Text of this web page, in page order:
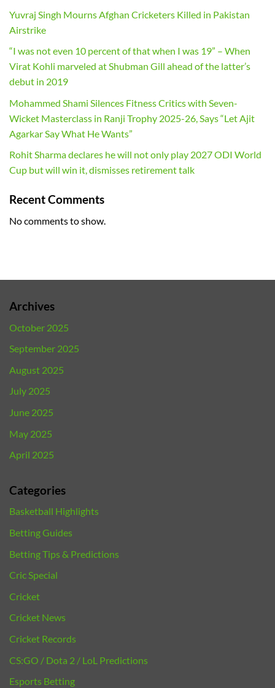
Yuvraj Singh Mourns Afghan Cricketers Killed in Pakistan
Airstrike
“I was not even 10 percent of that when I was 19” – When
Virat Kohli marveled at Shubman Gill ahead of the latter’s
debut in 2019
Mohammed Shami Silences Fitness Critics with Seven-
Wicket Masterclass in Ranji Trophy 2025-26, Says “Let Ajit
Agarkar Say What He Wants”
Rohit Sharma declares he will not only play 2027 ODI World
Cup but will win it, dismisses retirement talk
Recent Comments
No comments to show.
Archives
October 2025
September 2025
August 2025
July 2025
June 2025
May 2025
April 2025
Categories
Basketball Highlights
Betting Guides
Betting Tips & Predictions
Cric Special
Cricket
Cricket News
Cricket Records
CS:GO / Dota 2 / LoL Predictions
Esports Betting